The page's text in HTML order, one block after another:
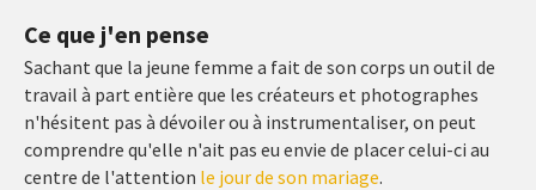
Ce que j'en pense
Sachant que la jeune femme a fait de son corps un outil de
travail à part entière que les créateurs et photographes
n'hésitent pas à dévoiler ou à instrumentaliser, on peut
comprendre qu'elle n'ait pas eu envie de placer celui-ci au
centre de l'attention le jour de son mariage.